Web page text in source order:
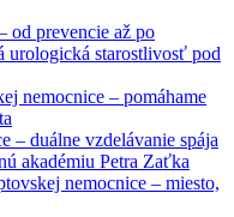
od prevencie až po
urologická starostlivosť pod
nemocnice – pomáhame
– duálne vzdelávanie spája
akadémiu Petra Zaťka
nemocnice – miesto,